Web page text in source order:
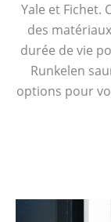
Yale et Fichet.
des
durée de vie
Runkelen
options pour